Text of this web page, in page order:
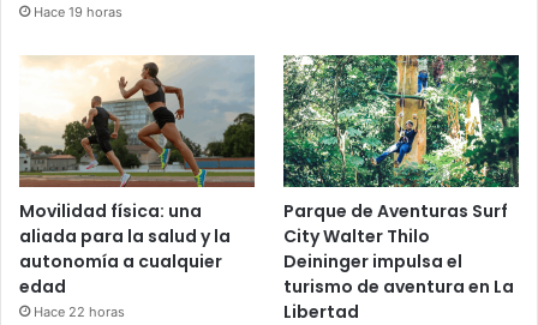
Hace 19 horas
Movilidad física: una
aliada para la salud y la
autonomía a cualquier
edad
Hace 22 horas
Parque de Aventuras Surf
City Walter Thilo
Deininger impulsa el
turismo de aventura en La
Libertad